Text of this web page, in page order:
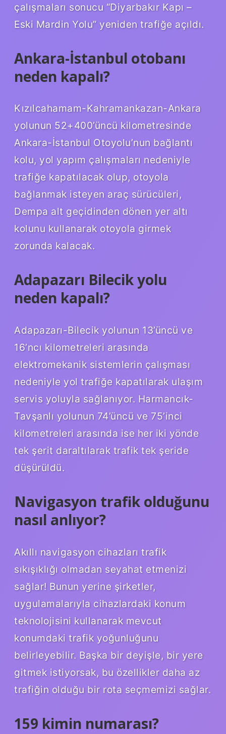
çalışmaları sonucu “Diyarbakır Kapı –
Eski Mardin Yolu” yeniden trafiğe açıldı.
Ankara-İstanbul otobanı
neden kapalı?
Kızılcahamam-Kahramankazan-Ankara
yolunun 52+400’üncü kilometresinde
Ankara-İstanbul Otoyolu’nun bağlantı
kolu, yol yapım çalışmaları nedeniyle
trafiğe kapatılacak olup, otoyola
bağlanmak isteyen araç sürücüleri,
Dempa alt geçidinden dönen yer altı
kolunu kullanarak otoyola girmek
zorunda kalacak.
Adapazarı Bilecik yolu
neden kapalı?
Adapazarı-Bilecik yolunun 13’üncü ve
16’ncı kilometreleri arasında
elektromekanik sistemlerin çalışması
nedeniyle yol trafiğe kapatılarak ulaşım
servis yoluyla sağlanıyor. Harmancık-
Tavşanlı yolunun 74’üncü ve 75’inci
kilometreleri arasında ise her iki yönde
tek şerit daraltılarak trafik tek şeride
düşürüldü.
Navigasyon trafik olduğunu
nasıl anlıyor?
Akıllı navigasyon cihazları trafik
sıkışıklığı olmadan seyahat etmenizi
sağlar! Bunun yerine şirketler,
uygulamalarıyla cihazlardaki konum
teknolojisini kullanarak mevcut
konumdaki trafik yoğunluğunu
belirleyebilir. Başka bir deyişle, bir yere
gitmek istiyorsak, bu özellikler daha az
trafiğin olduğu bir rota seçmemizi sağlar.
159 kimin numarası?